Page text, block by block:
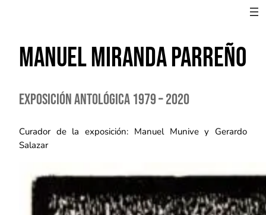
Manuel MIRANDA PARREÑO
Exposición antológica 1979 – 2020
Curador de la exposición: Manuel Munive y Gerardo
Salazar